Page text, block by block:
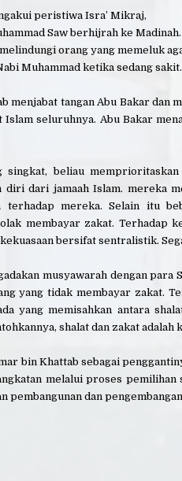
peristiwa Isra’ Mikraj,
Saw berhijrah ke Madinah.
orang yang memeluk
Muhammad ketika sedang sakit.
menjabat tangan Abu Bakar dan
Islam seluruhnya. Abu Bakar
singkat, beliau
dari jamaah Islam. mereka
mereka. Selain itu
membayar zakat. Terhadap
bersifat sentralistik.
musyawarah dengan
yang tidak membayar zakat.
yang memisahkan antara
shalat dan zakat
bin Khattab sebagai
melalui proses
pembangunan dan